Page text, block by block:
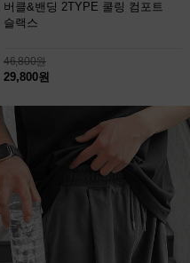
버클&밴딩 2TYPE 쿨링 컴포트
슬랙스
46,800원
29,800원